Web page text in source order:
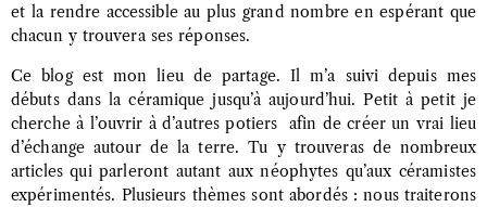
et la rendre accessible au plus grand nombre en espérant que
chacun y trouvera ses réponses.
Ce blog est mon lieu de partage. Il m’a suivi depuis mes
débuts dans la céramique jusqu’à aujourd’hui. Petit à petit je
cherche à l’ouvrir à d’autres potiers afin de créer un vrai lieu
d’échange autour de la terre. Tu y trouveras de nombreux
articles qui parleront autant aux néophytes qu’aux céramistes
expérimentés. Plusieurs thèmes sont abordés : nous traiterons